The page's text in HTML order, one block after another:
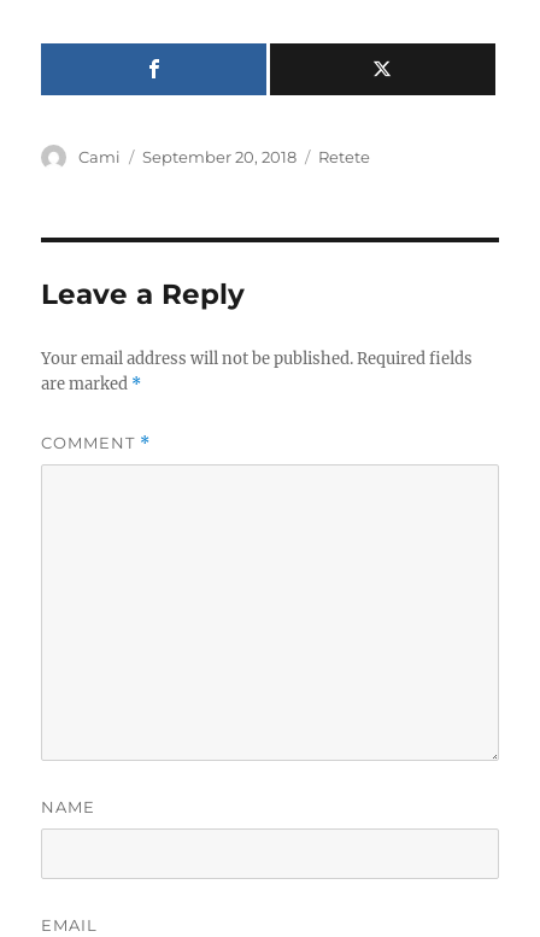
Author
Cami
Posted
September 20, 2018 Categories
Retete
Leave a Reply
Your email address will not be published. Required fields
are marked *
COMMENT *
NAME
EMAIL